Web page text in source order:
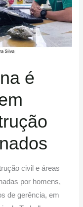
é
civil e áreas
por homens,
de gerência, em